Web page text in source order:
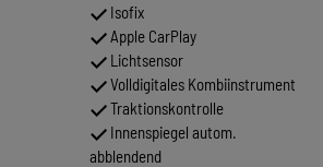
Isofix
Apple CarPlay
Lichtsensor
Volldigitales Kombiinstrument
Traktionskontrolle
Innenspiegel autom.
abblendend